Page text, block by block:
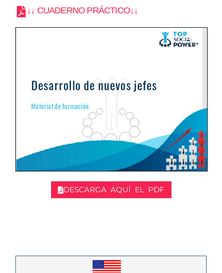
↓↓ CUADERNO PRÁCTICO↓↓
DESCARGA AQUÍ EL PDF